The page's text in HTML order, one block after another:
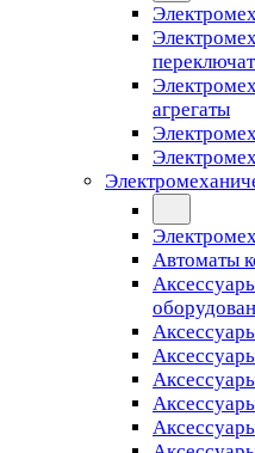
агрегаты
Автоматы